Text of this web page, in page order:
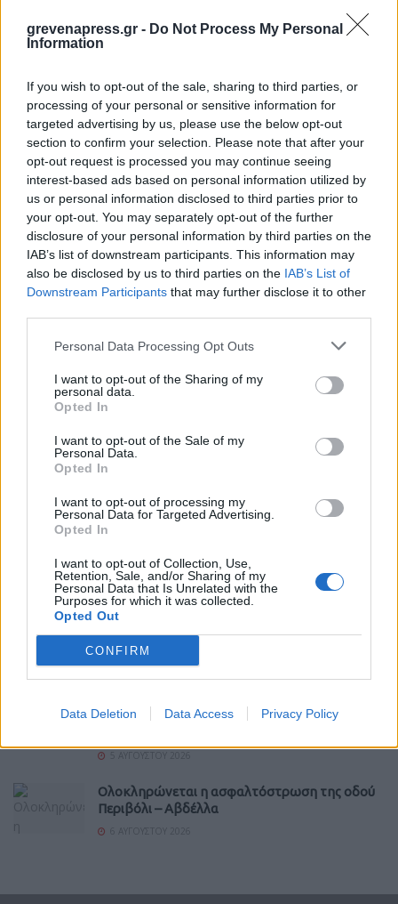
grevenapress.gr - Do Not Process My Personal
Information
If you wish to opt-out of the sale, sharing to third parties, or
processing of your personal or sensitive information for
targeted advertising by us, please use the below opt-out
section to confirm your selection. Please note that after your
opt-out request is processed you may continue seeing
interest-based ads based on personal information utilized by
us or personal information disclosed to third parties prior to
your opt-out. You may separately opt-out of the further
disclosure of your personal information by third parties on the
IAB’s list of downstream participants. This information may
also be disclosed by us to third parties on the IAB’s List of
Downstream Participants that may further disclose it to other
Personal Data Processing Opt Outs
I want to opt-out of the Sharing of my
personal data.
Opted In
I want to opt-out of the Sale of my
Personal Data.
Opted In
I want to opt-out of processing my
Personal Data for Targeted Advertising.
Opted In
I want to opt-out of Collection, Use,
Retention, Sale, and/or Sharing of my
Personal Data that Is Unrelated with the
Purposes for which it was collected.
Opted Out
CONFIRM
Data Deletion Data Access Privacy Policy
ΔΗΜΟΦΙΛΗ ΤΕΛΕΥΤΑΙΑ
Οι ΜΥΛΟΙ ΓΡΕΒΕΝΩΝ ΓΙΑΝΝΑΚΟΠΟΥΛΟΣ Α.Ε.
ανακοινώνουν την τιμή αγοράς στο Μαλακό
Σιτάρι εσοδείας 2026
Περιφέρεια Δυτικής Μακεδονίας: Υπογράφηκε
η προγραμματική σύμβαση για την ανακαίνιση
του κτιρίου της Στέγης Ανηλίκων Κοζάνης
4 ΑΥΓΟΎΣΤΟΥ 2026
Περιφέρεια Δυτικής Μακεδονίας: Εντάχθηκε
άρδευσης και ύδρευσης στην Πεντάβρυσο
Ολοκληρώνεται η ασφαλτόστρωση της οδού
Περιβόλι – Αβδέλλα